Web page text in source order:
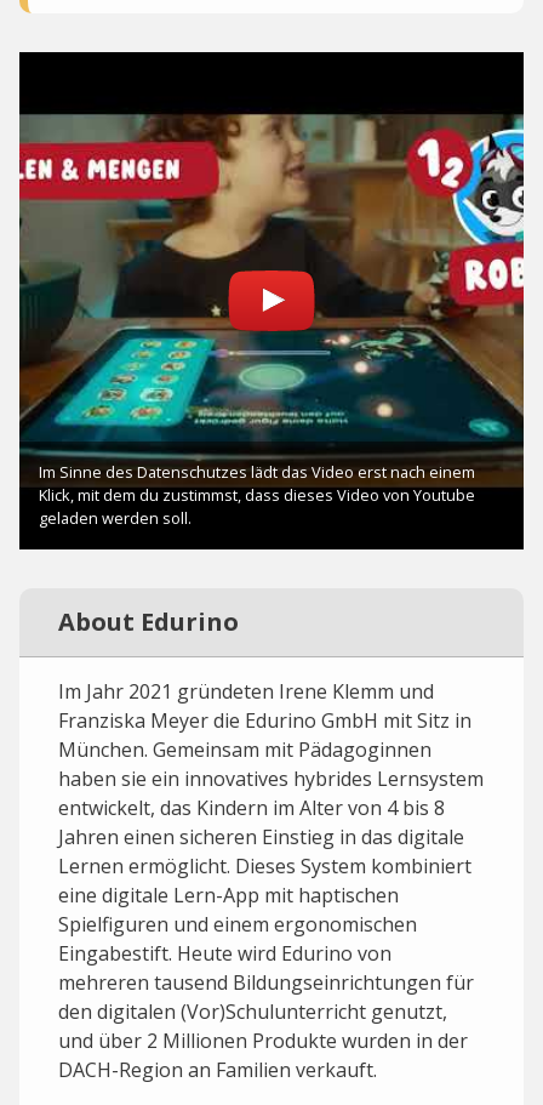
About Edurino
Im Jahr 2021 gründeten Irene Klemm und
Franziska Meyer die Edurino GmbH mit Sitz in
München. Gemeinsam mit Pädagoginnen
haben sie ein innovatives hybrides Lernsystem
entwickelt, das Kindern im Alter von 4 bis 8
Jahren einen sicheren Einstieg in das digitale
Lernen ermöglicht. Dieses System kombiniert
eine digitale Lern-App mit haptischen
Spielfiguren und einem ergonomischen
Eingabestift. Heute wird Edurino von
mehreren tausend Bildungseinrichtungen für
den digitalen (Vor)Schulunterricht genutzt,
und über 2 Millionen Produkte wurden in der
DACH-Region an Familien verkauft.